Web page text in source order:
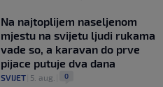
Na najtoplijem naseljenom
mjestu na svijetu ljudi rukama
vade so, a karavan do prve
pijace putuje dva dana
SVIJET 5. aug. 0